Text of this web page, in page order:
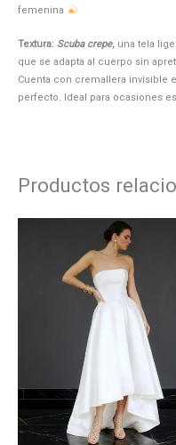
femenina
Textura: Scuba crepe, una tela
que se adapta al cuerpo sin
Cuenta con cremallera invisible
perfecto. Ideal para ocasiones
Productos